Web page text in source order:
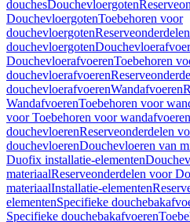
douchesDouchevloergoten
DouchevloergotenToebehoren voor
douchevloergoten
douchevloergoten
DouchevloerafvoerenToebehoren
douchevloerafvoeren
douchevloerafvoerenWandafvoeren
WandafvoerenToebehoren voor
voor Toebehoren voor wandafvoeren
douchevloerenReserveonderdelen
douchevloerenDouchevloeren van
Duofix installatie-elementen
materiaalReserveonderdelen voor
materiaalInstallatie-elementen
elementenSpecifieke
Specifieke douchebakafvoeren